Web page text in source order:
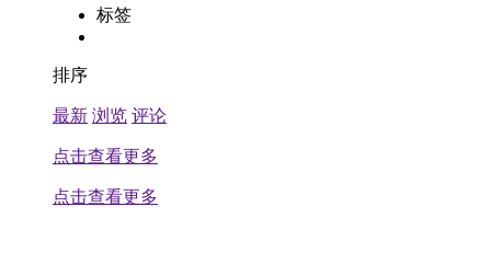
标签
排序
最新 浏览 评论
点击查看更多
点击查看更多